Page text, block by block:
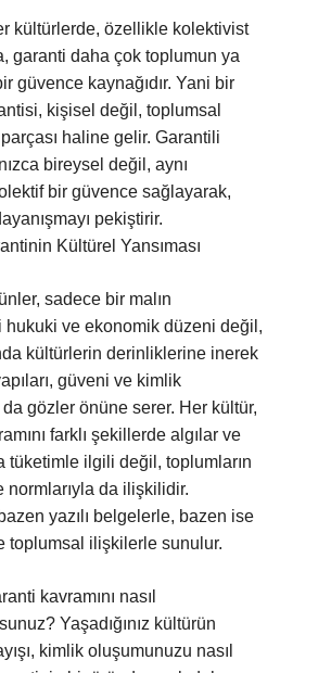
kültürlerde, özellikle kolektivist
garanti daha çok toplumun ya
güvence kaynağıdır. Yani bir
kişisel değil, toplumsal
haline gelir. Garantili
bireysel değil, aynı
bir güvence sağlayarak,
pekiştirir.
Kültürel Yansıması
sadece bir malın
hukuki ve ekonomik düzeni değil,
kültürlerin derinliklerine inerek
güveni ve kimlik
gözler önüne serer. Her kültür,
farklı şekillerde algılar ve
tüketimle ilgili değil, toplumların
normlarıyla da ilişkilidir.
yazılı belgelerle, bazen ise
toplumsal ilişkilerle sunulur.
kavramını nasıl
Yaşadığınız kültürün
kimlik oluşumunuzu nasıl